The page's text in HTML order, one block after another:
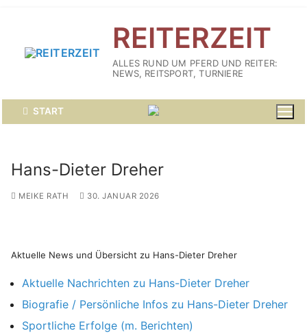
springen
REITERZEIT
ALLES RUND UM PFERD UND REITER:
NEWS, REITSPORT, TURNIERE
START
Hans-Dieter Dreher
MEIKE RATH 30. JANUAR 2026
Aktuelle News und Übersicht zu Hans-Dieter Dreher
Aktuelle Nachrichten zu Hans-Dieter Dreher
Biografie / Persönliche Infos zu Hans-Dieter Dreher
Sportliche Erfolge (m. Berichten)